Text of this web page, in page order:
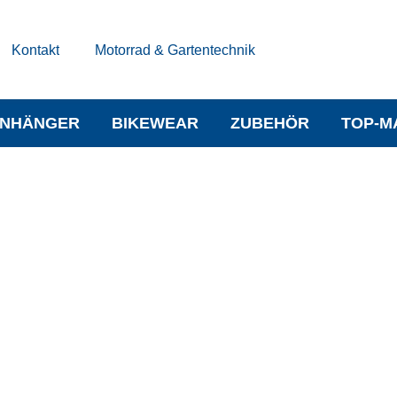
Kontakt Motorrad & Gartentechnik
BIKEWEAR ZUBEHÖR TOP-